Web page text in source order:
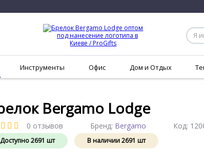
Инструменты Офис Дом и Отдых
Bergamo Lodge
0 отзывов Бренд: Bergamo Код:
Доступно2691 шт В наличии2691 шт